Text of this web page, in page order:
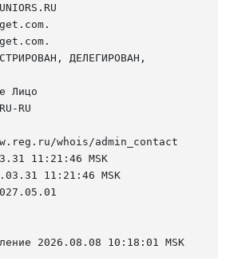
ДЕЛЕГИРОВАН,
Лицо
RU
whois/admin_contact
11:21:46 MSK
11:21:46 MSK
2026.08.08 10:18:01 MSK